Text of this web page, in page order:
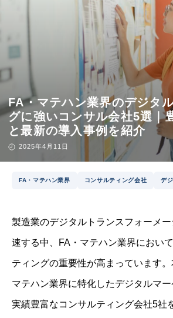
FA・マテハン業界のデジタ
グに強いコンサル会社5選｜
と最新の導入事例を紹介
2025年4月11日
FA・マテハン業界 コンサルティング会社 デ
製造業のデジタルトランスフォーメ
速する中、FA・マテハン業界におい
ティングの重要性が高まっています。
マテハン業界に特化したデジタルマ
実績豊富なコンサルティング会社5社